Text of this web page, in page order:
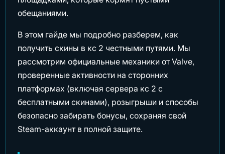
обещаниями.
В этом гайде мы подробно разберем, как
получить скины в кс 2 честными путями. Мы
рассмотрим официальные механики от Valve,
проверенные активности на сторонних
платформах (включая сервера кс 2 с
бесплатными скинами), розыгрыши и способы
безопасно забирать бонусы, сохраняя свой
Steam-аккаунт в полной защите.